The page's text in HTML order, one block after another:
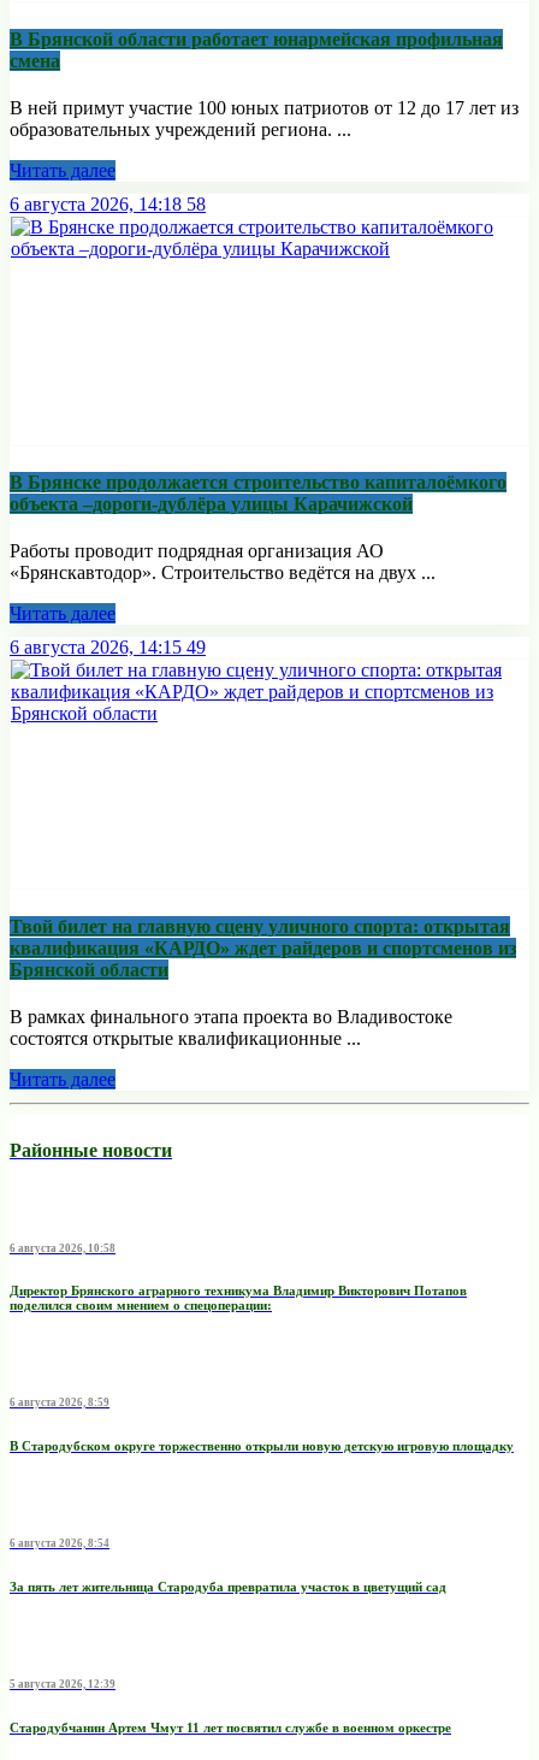
В Брянской области работает юнармейская профильная
смена
В ней примут участие 100 юных патриотов от 12 до 17 лет из
образовательных учреждений региона. ...
Читать далее
6 августа 2026, 14:18 58
В Брянске продолжается строительство капиталоёмкого
объекта –дороги-дублёра улицы Карачижской
Работы проводит подрядная организация АО
«Брянскавтодор». Строительство ведётся на двух ...
Читать далее
6 августа 2026, 14:15 49
Твой билет на главную сцену уличного спорта: открытая
квалификация «КАРДО» ждет райдеров и спортсменов из
Брянской области
В рамках финального этапа проекта во Владивостоке
состоятся открытые квалификационные ...
Читать далее
Районные новости
6 августа 2026, 10:58
Директор Брянского аграрного техникума Владимир Викторович Потапов
поделился своим мнением о спецоперации:
6 августа 2026, 8:59
В Стародубском округе торжественно открыли новую детскую игровую площадку
6 августа 2026, 8:54
За пять лет жительница Стародуба превратила участок в цветущий сад
5 августа 2026, 12:39
Стародубчанин Артем Чмут 11 лет посвятил службе в военном оркестре